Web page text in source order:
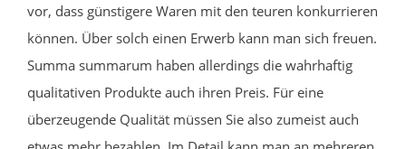
vor, dass günstigere Waren mit den teuren konkurrieren
können. Über solch einen Erwerb kann man sich freuen.
Summa summarum haben allerdings die wahrhaftig
qualitativen Produkte auch ihren Preis. Für eine
überzeugende Qualität müssen Sie also zumeist auch